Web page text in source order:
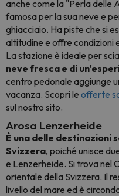
anche come la "Perla delle
famosa per la sua neve e
ghiacciaio. Ha piste che si
altitudine e offre condizioni
La stazione è ideale per
neve fresca e di
centro pedonale aggiunge
vacanza. Scopri le offerte
sul nostro sito.
Arosa Lenzerheide
È una delle destinazioni
Svizzera, poiché unisce
e Lenzerheide. Si trova nel
orientale della Svizzera. Il
livello del mare ed è